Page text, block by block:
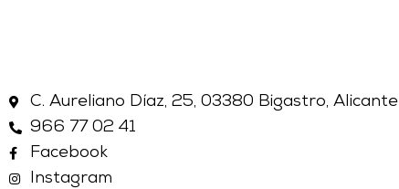
C. Aureliano Díaz, 25, 03380 Bigastro, Alicante
966 77 02 41
Facebook
Instagram